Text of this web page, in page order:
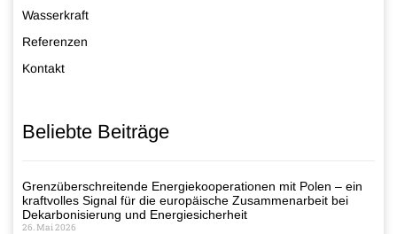
Wasserkraft
Referenzen
Kontakt
Beliebte Beiträge
Grenzüberschreitende Energiekooperationen mit Polen – ein
kraftvolles Signal für die europäische Zusammenarbeit bei
Dekarbonisierung und Energiesicherheit
26. Mai 2026